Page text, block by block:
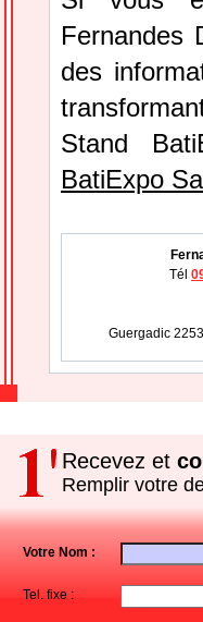
Fernandes
des
Stand
BatiExpo
Tél
Guergadic
Recevez et
Remplir votre
Votre Nom :
Tel. fixe :